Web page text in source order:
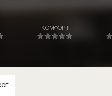
КОМФОРТ